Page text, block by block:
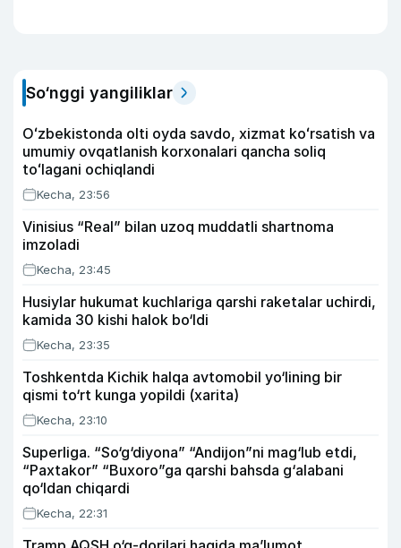
So‘nggi yangiliklar
Oʻzbekistonda olti oyda savdo, xizmat koʻrsatish va
umumiy ovqatlanish korxonalari qancha soliq
toʻlagani ochiqlandi
Kecha, 23:56
Vinisius “Real” bilan uzoq muddatli shartnoma
imzoladi
Kecha, 23:45
Husiylar hukumat kuchlariga qarshi raketalar uchirdi,
kamida 30 kishi halok bo‘ldi
Kecha, 23:35
Toshkentda Kichik halqa avtomobil yo‘lining bir
qismi to‘rt kunga yopildi (xarita)
Kecha, 23:10
Superliga. “So‘g‘diyona” “Andijon”ni mag‘lub etdi,
“Paxtakor” “Buxoro”ga qarshi bahsda g‘alabani
qo‘ldan chiqardi
Kecha, 22:31